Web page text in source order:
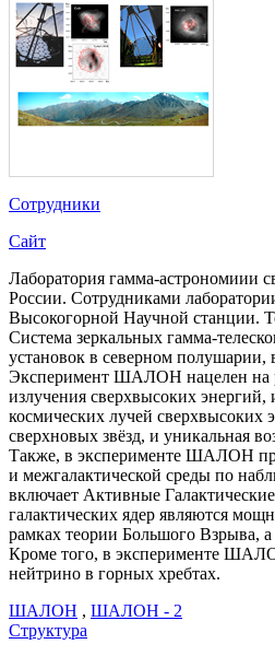
Сотрудники
Сайт
Лаборатория гамма-астрономиии
России. Сотрудниками
Высокогорной Научной станции.
Система зеркальных гамма-
установок в северном полушарии,
Эксперимент ШАЛОН нацелен на
излучения сверхвысоких
космических лучей сверхвысоких
сверхновых звёзд, и уникальная
Также, в эксперименте ШАЛОН
и межгалактической среды по
включает Активные
галактических ядер являются
рамках теории Большого Взрыва,
Кроме того, в эксперименте
нейтрино в горных хребтах.
ШАЛОН , ШАЛОН - 2
Структура